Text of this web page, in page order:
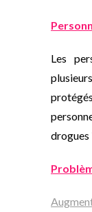
Les
drogues